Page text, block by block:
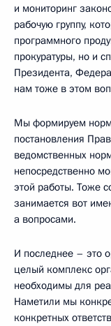
и мониторинг
рабочую группу,
программного
прокуратуры, но и
Президента,
нам тоже в этом
Мы формируем
постановления
ведомственных
непосредственно
этой работы. Тоже
занимается вот
а вопросами.
И последнее – это
целый комплекс
необходимы для
Наметили мы
конкретных